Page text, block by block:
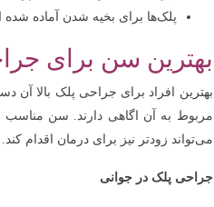
پلک‌ها برای بخیه شدن آماده
بهترین سن برای
بهترین افراد برای جراحی پلک بالا
می‌تواند زودتر نیز برای درمان اقدام کند.
جراحی پلک در جوانی